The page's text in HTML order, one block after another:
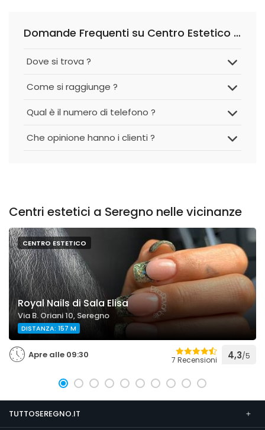
Domande Frequenti su Centro Estetico Beauty Life.it
Dove si trova ?
Come si raggiunge ?
Qual è il numero di telefono ?
Che opinione hanno i clienti ?
Centri estetici a Seregno nelle vicinanze
CENTRO ESTETICO
Royal Nails di Sala Elisa
Via B. Oriani 10, Seregno
DISTANZA: 157 M
Apre alle 09:30 7 Recensioni 4,3/5
TUTTOSEREGNO.IT